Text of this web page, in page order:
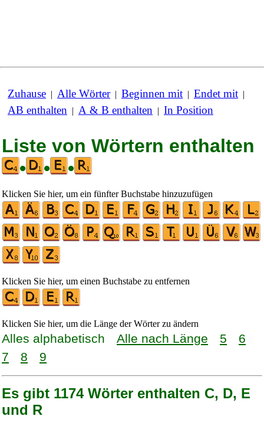
Zuhause | Alle Wörter| Beginnen mit | Endet mit |
AB enthalten | A & B enthalten | In Position
Liste von Wörtern enthalten
•
• •
Klicken Sie hier, um ein fünfter Buchstabe hinzuzufügen
Klicken Sie hier, um einen Buchstabe zu entfernen
Klicken Sie hier, um die Länge der Wörter zu ändern
Alles alphabetisch Alle nach Länge 5
6
7
8 9
Es gibt 1174 Wörter enthalten C, D, E
und R